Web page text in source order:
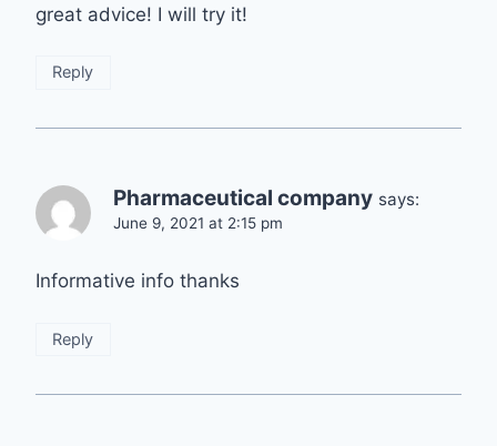
great advice! I will try it!
Reply
Pharmaceutical company says:
June 9, 2021 at 2:15 pm
Informative info thanks
Reply